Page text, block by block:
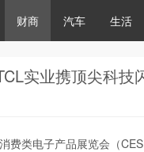
财商 汽车 生活
实业携顶尖科技
费类电子产品展览会（